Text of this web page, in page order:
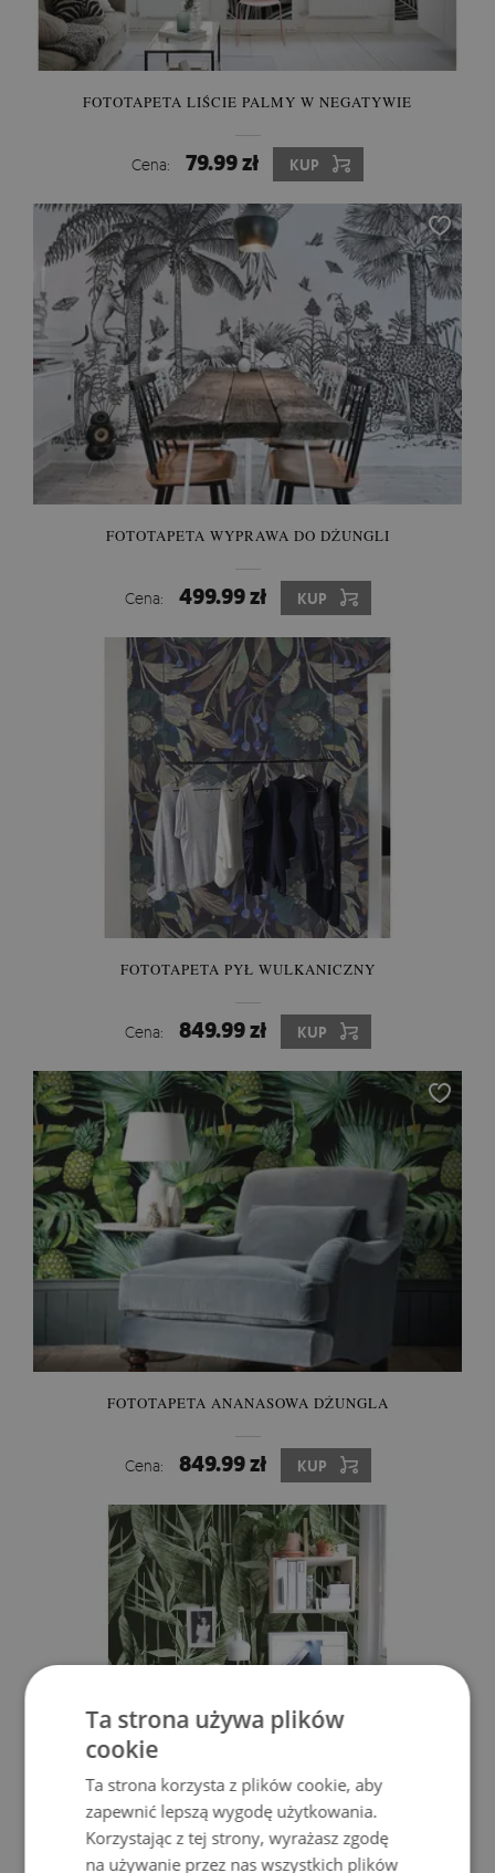
FOTOTAPETA LIŚCIE PALMY W NEGATYWIE
Cena: 79.99 zł KUP
FOTOTAPETA WYPRAWA DO DŻUNGLI
Cena: 499.99 zł KUP
FOTOTAPETA PYŁ WULKANICZNY
Cena: 849.99 zł KUP
FOTOTAPETA ANANASOWA DŻUNGLA
Cena: 849.99 zł KUP
FOTOTAPETA SPACER W GŁĘBI DŻUNGLI
Ta strona używa plików
cookie
Ta strona korzysta z plików cookie, aby
zapewnić lepszą wygodę użytkowania.
Korzystając z tej strony, wyrażasz zgodę
na używanie przez nas wszystkich plików